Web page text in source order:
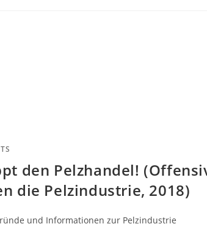
den Pelzhandel!
die Pelzindustrie, 2018)
und Informationen zur Pelzindustrie